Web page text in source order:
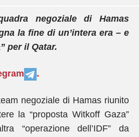
negoziale di Hamas
la fine di un’intera era – e
per il Qatar.
.
negoziale di Hamas riunito
la “proposta Witkoff Gaza”
“operazione dell’IDF” da